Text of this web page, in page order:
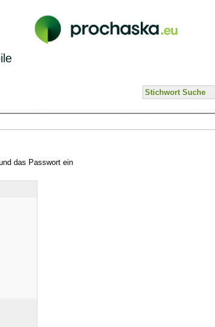
das Passwort ein